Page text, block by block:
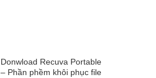
Donwload Recuva Portable
– Phần phềm khôi phục file